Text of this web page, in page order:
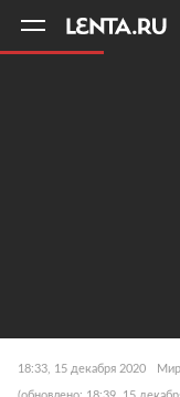
18:33, 15 декабря 2020 Мир